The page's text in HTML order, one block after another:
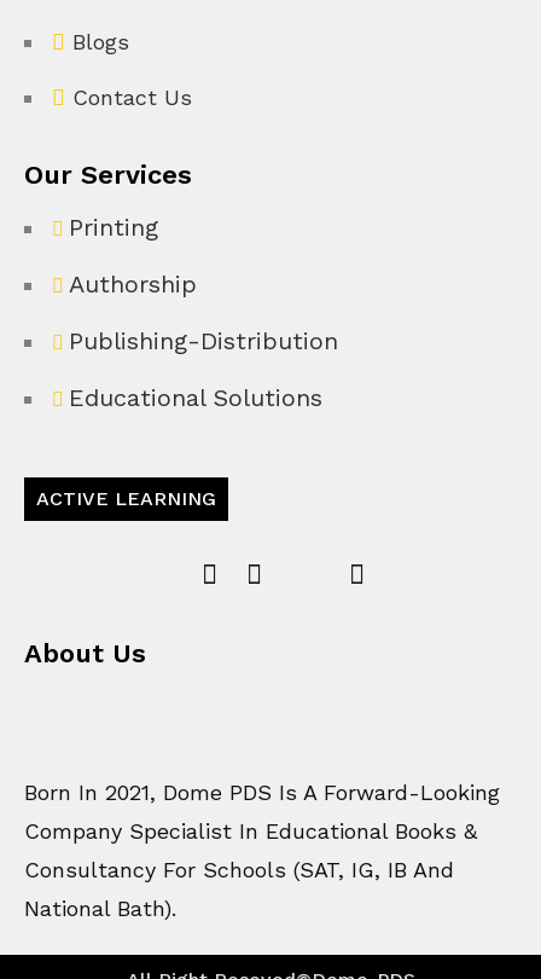
Blogs
Contact Us
Our Services
Printing
Authorship
Publishing-Distribution
Educational Solutions
ACTIVE LEARNING
About Us
Born In 2021, Dome PDS Is A Forward-Looking
Company Specialist In Educational Books &
Consultancy For Schools (SAT, IG, IB And
National Bath).